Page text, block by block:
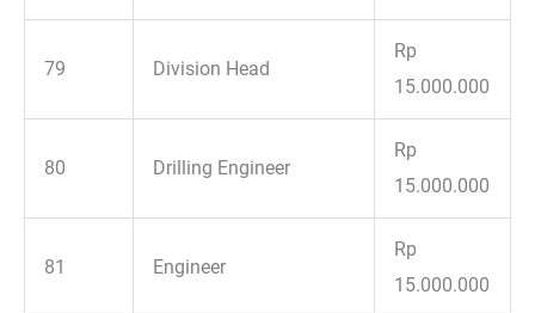
79 Division Head
Rp
15.000.000
80 Drilling Engineer
Rp
15.000.000
81 Engineer
Rp
15.000.000